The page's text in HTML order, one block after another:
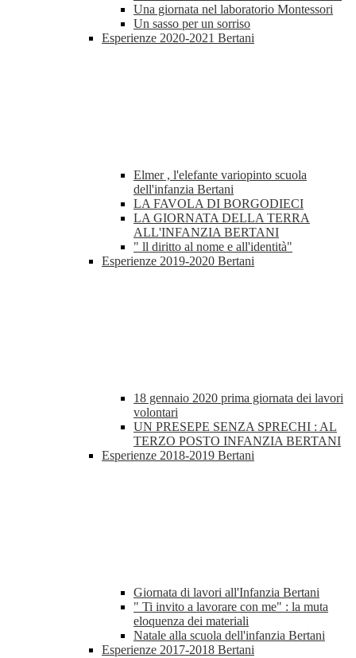
Una giornata nel laboratorio Montessori
Un sasso per un sorriso
Esperienze 2020-2021 Bertani
Elmer , l'elefante variopinto scuola
dell'infanzia Bertani
LA FAVOLA DI BORGODIECI
LA GIORNATA DELLA TERRA
ALL'INFANZIA BERTANI
" ll diritto al nome e all'identità"
Esperienze 2019-2020 Bertani
18 gennaio 2020 prima giornata dei lavori
volontari
UN PRESEPE SENZA SPRECHI : AL
TERZO POSTO INFANZIA BERTANI
Esperienze 2018-2019 Bertani
Giornata di lavori all'Infanzia Bertani
" Ti invito a lavorare con me" : la muta
eloquenza dei materiali
Natale alla scuola dell'infanzia Bertani
Esperienze 2017-2018 Bertani